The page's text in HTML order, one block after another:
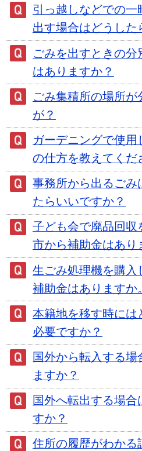
引っ越しなどでの一
出す場合はどうした
ごみを出すときの
はありますか？
ごみ集積所の場所が
が？
ガーデニングで使用
の仕方を教えてくだ
事務所から出るごみ
たらいいですか？
子ども会で廃品回収
市から補助金はあり
生ごみ処理機を購入
補助金はありますか。
本籍地を移す時には
必要ですか？
国外から転入する場
ますか？
国外へ転出する場合
すか？
住所の履歴がわかる